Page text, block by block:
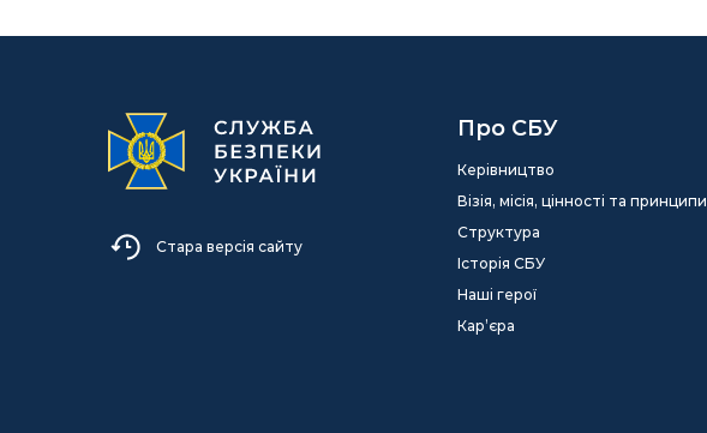
Стара версія сайту
Про СБУ
Керівництво
Візія, місія, цінності та принципи
Структура
Історія СБУ
Наші герої
Кар’єра